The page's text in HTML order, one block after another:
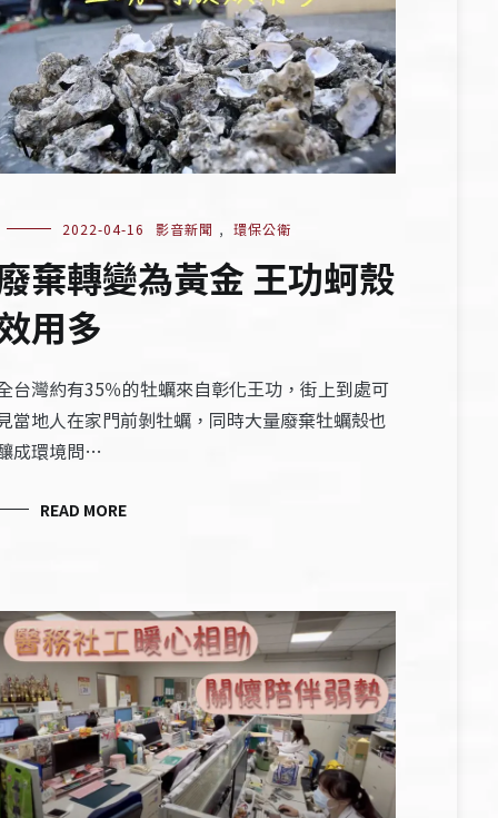
2022-04-16 影音新聞 , 環保公衛
棄轉變為黃金 王功蚵殼
用多
台灣約有35％的牡蠣來自彰化王功，街上到處可
當地人在家門前剝牡蠣，同時大量廢棄牡蠣殼也
成環境問…
READ MORE